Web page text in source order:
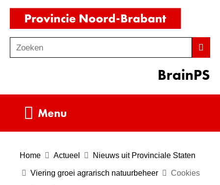
Ga
de
inhoud
o
Zoeken
BrainPS
Menu
Home Actueel Nieuws uit Provinciale Staten
Viering groei agrarisch natuurbeheer Cookies